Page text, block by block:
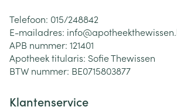
Telefoon: 015/248842
E-mailadres: info@
APB nummer: 121401
Apotheek titularis: Sofie Thewissen
BTW nummer: BE0715803877
Klantenservice